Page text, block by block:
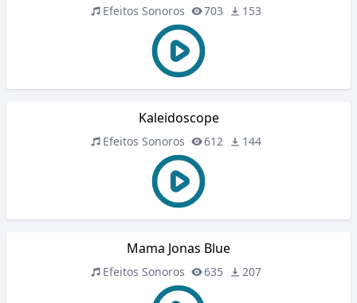
Efeitos Sonoros 703 153
Kaleidoscope
Efeitos Sonoros 612 144
Mama Jonas Blue
Efeitos Sonoros 635 207